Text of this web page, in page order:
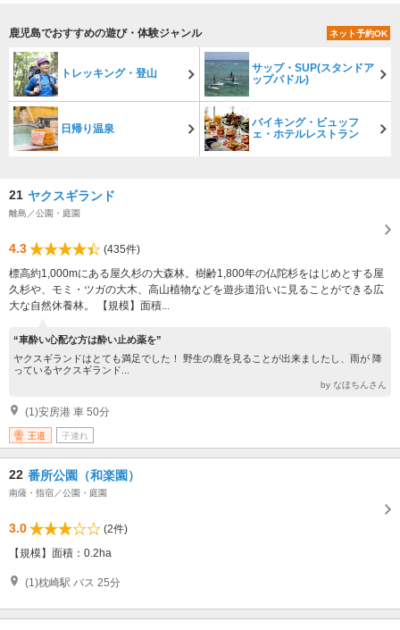
鹿児島でおすすめの遊び・体験ジャンル ネット予約OK
トレッキング・登山
サップ・SUP(スタンドア
ップパドル)
日帰り温泉
バイキング・ビュッフ
ェ・ホテルレストラン
21 ヤクスギランド
離島／公園・庭園
4.3
(435件)
標高約1,000mにある屋久杉の大森林。樹齢1,800年の仏陀杉をはじめとする屋
久杉や、モミ・ツガの大木、高山植物などを遊歩道沿いに見ることができる広
大な自然休養林。 【規模】面積...
“車酔い心配な方は酔い止め薬を”
ヤクスギランドはとても満足でした！ 野生の鹿を見ることが出来ましたし、雨が 降
っているヤクスギランド...
by なほちんさん
(1)安房港 車 50分
王道 子連れ
22 番所公園（和楽園）
南薩・指宿／公園・庭園
3.0
(2件)
【規模】面積：0.2ha
(1)枕崎駅 バス 25分